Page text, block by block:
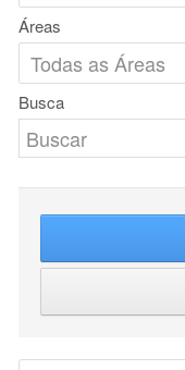
Áreas
Busca